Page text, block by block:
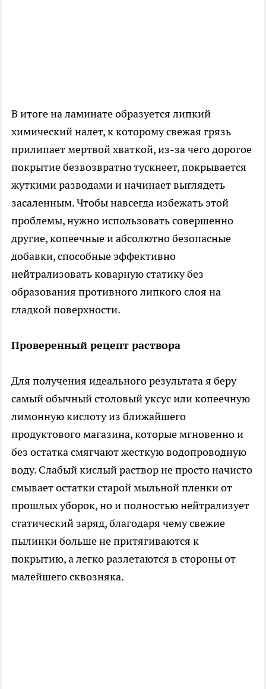
В итоге на ламинате образуется липкий
химический налет, к которому свежая грязь
прилипает мертвой хваткой, из-за чего дорогое
покрытие безвозвратно тускнеет, покрывается
жуткими разводами и начинает выглядеть
засаленным. Чтобы навсегда избежать этой
проблемы, нужно использовать совершенно
другие, копеечные и абсолютно безопасные
добавки, способные эффективно
нейтрализовать коварную статику без
образования противного липкого слоя на
гладкой поверхности.
Проверенный рецепт раствора
Для получения идеального результата я беру
самый обычный столовый уксус или копеечную
лимонную кислоту из ближайшего
продуктового магазина, которые мгновенно и
без остатка смягчают жесткую водопроводную
воду. Слабый кислый раствор не просто начисто
смывает остатки старой мыльной пленки от
прошлых уборок, но и полностью нейтрализует
статический заряд, благодаря чему свежие
пылинки больше не притягиваются к
покрытию, а легко разлетаются в стороны от
малейшего сквозняка.